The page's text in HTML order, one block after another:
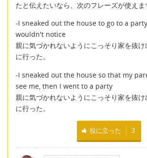
たと伝えたいなら、次のフレーズが使えま
-I sneaked out the house to go to a
wouldn't notice
親に気づかれないようにこっそり家を抜
に行った。
-I sneaked out the house so that my
see me, then I went to a party
親に気づかれないようにこっそり家を抜
に行った。
役に立った 3